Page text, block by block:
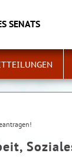
SENATS